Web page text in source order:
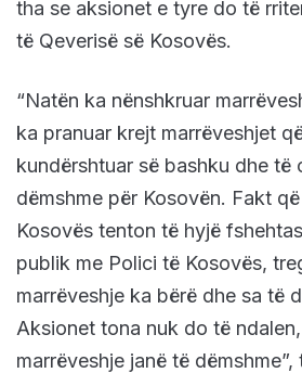
tha se aksionet e tyre do të
të Qeverisë së Kosovës.
“Natën ka nënshkruar
ka pranuar krejt marrëveshjet
kundërshtuar së bashku dhe të
dëmshme për Kosovën. Fakt
Kosovës tenton të hyjë
publik me Polici të Kosovës,
marrëveshje ka bërë dhe sa të
Aksionet tona nuk do të
marrëveshje janë të dëmshme”,